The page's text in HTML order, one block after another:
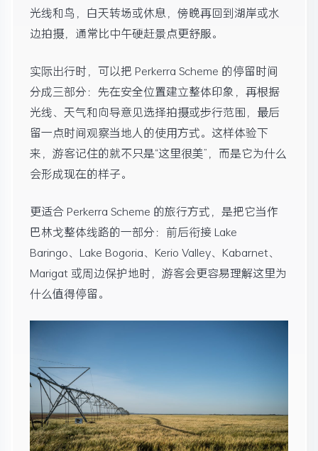
光线和鸟，白天转场或休息，傍晚再回到湖岸或水
边拍摄，通常比中午硬赶景点更舒服。
实际出行时，可以把 Perkerra Scheme 的停留时间
分成三部分：先在安全位置建立整体印象，再根据
光线、天气和向导意见选择拍摄或步行范围，最后
留一点时间观察当地人的使用方式。这样体验下
来，游客记住的就不只是“这里很美”，而是它为什么
会形成现在的样子。
更适合 Perkerra Scheme 的旅行方式，是把它当作
巴林戈整体线路的一部分：前后衔接 Lake
Baringo、Lake Bogoria、Kerio Valley、Kabarnet、
Marigat 或周边保护地时，游客会更容易理解这里为
什么值得停留。